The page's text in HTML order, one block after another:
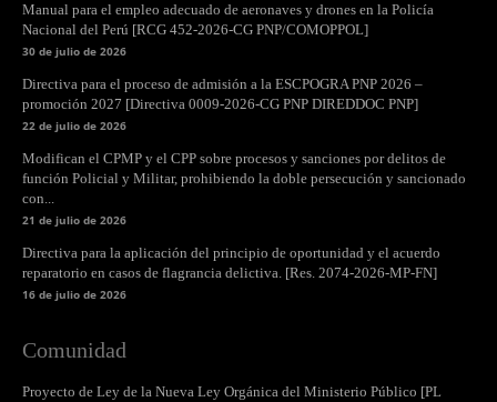
Manual para el empleo adecuado de aeronaves y drones en la Policía
Nacional del Perú [RCG 452-2026-CG PNP/COMOPPOL]
30 de julio de 2026
Directiva para el proceso de admisión a la ESCPOGRA PNP 2026 –
promoción 2027 [Directiva 0009-2026-CG PNP DIREDDOC PNP]
22 de julio de 2026
Modifican el CPMP y el CPP sobre procesos y sanciones por delitos de
función Policial y Militar, prohibiendo la doble persecución y sancionado
con...
21 de julio de 2026
Directiva para la aplicación del principio de oportunidad y el acuerdo
reparatorio en casos de flagrancia delictiva. [Res. 2074-2026-MP-FN]
16 de julio de 2026
Comunidad
Proyecto de Ley de la Nueva Ley Orgánica del Ministerio Público [PL